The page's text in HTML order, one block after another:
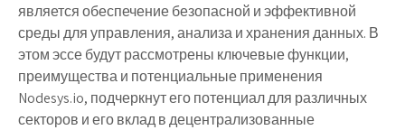
является обеспечение безопасной и эффективной
среды для управления, анализа и хранения данных. В
этом эссе будут рассмотрены ключевые функции,
преимущества и потенциальные применения
Nodesys.io, подчеркнут его потенциал для различных
секторов и его вклад в децентрализованные